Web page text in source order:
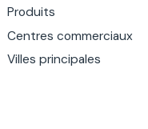
Produits
Centres commerciaux
Villes principales